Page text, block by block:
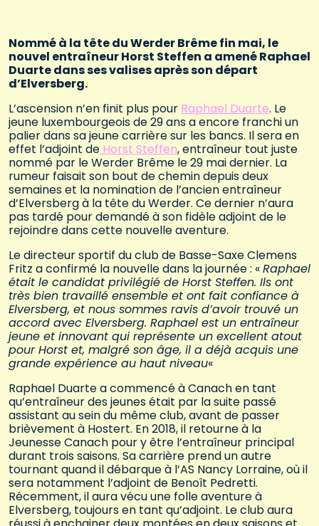
Nommé à la tête du Werder Brême fin mai, le
nouvel entraîneur Horst Steffen a amené Raphael
Duarte dans ses valises après son départ
d’Elversberg.
L’ascension n’en finit plus pour Raphael Duarte. Le
jeune luxembourgeois de 29 ans a encore franchi un
palier dans sa jeune carrière sur les bancs. Il sera en
effet l’adjoint de Horst Steffen, entraîneur tout juste
nommé par le Werder Brême le 29 mai dernier. La
rumeur faisait son bout de chemin depuis deux
semaines et la nomination de l’ancien entraîneur
d’Elversberg à la tête du Werder. Ce dernier n’aura
pas tardé pour demandé à son fidèle adjoint de le
rejoindre dans cette nouvelle aventure.
Le directeur sportif du club de Basse-Saxe Clemens
Fritz a confirmé la nouvelle dans la journée : «Raphael
était le candidat privilégié de Horst Steffen. Ils ont
très bien travaillé ensemble et ont fait confiance à
Elversberg, et nous sommes ravis d’avoir trouvé un
accord avec Elversberg. Raphael est un entraîneur
jeune et innovant qui représente un excellent atout
pour Horst et, malgré son âge, il a déjà acquis une
grande expérience au haut niveau«
Raphael Duarte a commencé à Canach en tant
qu’entraîneur des jeunes était par la suite passé
assistant au sein du même club, avant de passer
brièvement à Hostert. En 2018, il retourne à la
Jeunesse Canach pour y être l’entraîneur principal
durant trois saisons. Sa carrière prend un autre
tournant quand il débarque à l’AS Nancy Lorraine, où il
sera notamment l’adjoint de Benoît Pedretti.
Récemment, il aura vécu une folle aventure à
Elversberg, toujours en tant qu’adjoint. Le club aura